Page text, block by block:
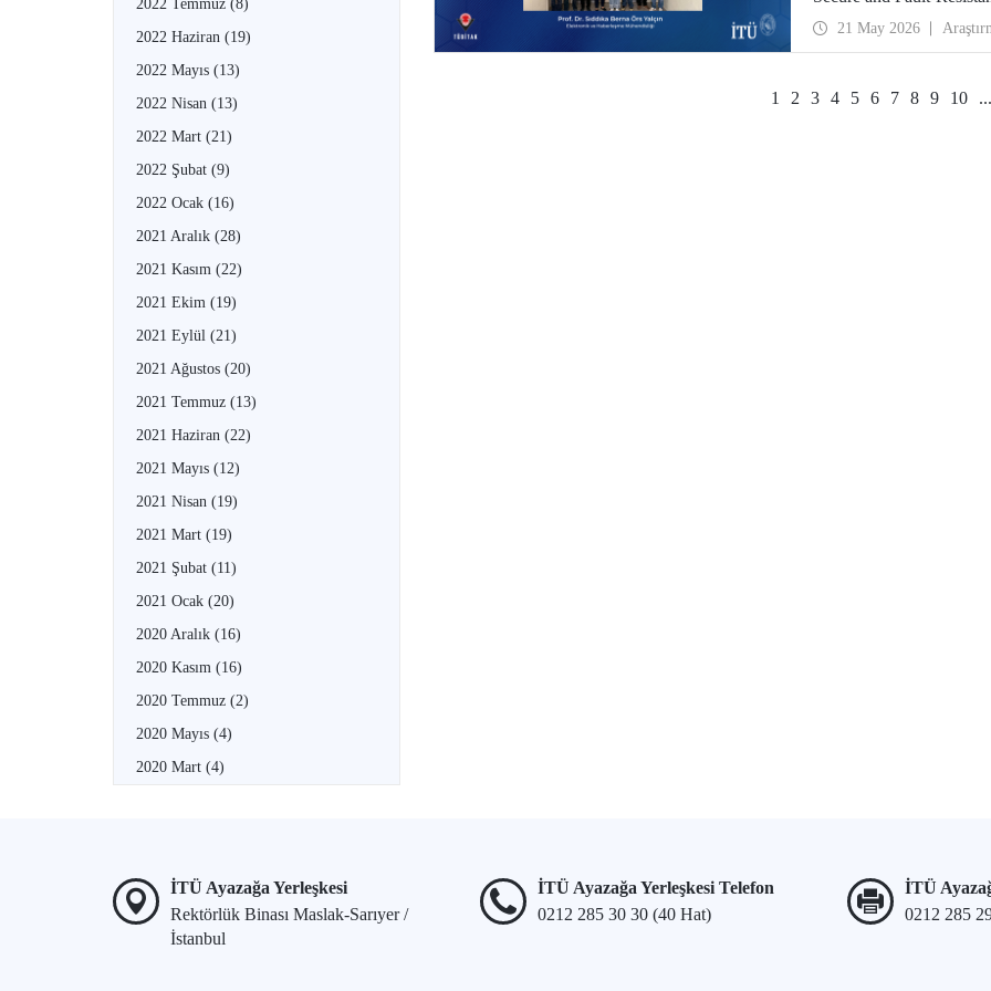
2022 Temmuz (8)
2022 Haziran (19)
2022 Mayıs (13)
2022 Nisan (13)
2022 Mart (21)
2022 Şubat (9)
2022 Ocak (16)
2021 Aralık (28)
2021 Kasım (22)
2021 Ekim (19)
2021 Eylül (21)
2021 Ağustos (20)
2021 Temmuz (13)
2021 Haziran (22)
2021 Mayıs (12)
2021 Nisan (19)
2021 Mart (19)
2021 Şubat (11)
2021 Ocak (20)
2020 Aralık (16)
2020 Kasım (16)
2020 Temmuz (2)
2020 Mayıs (4)
2020 Mart (4)
hak kazandı.
21 May 2026
1 2 3 4 5 6 7 8 9 10 ...
İTÜ Ayazağa Yerleşkesi
Rektörlük Binası Maslak-Sarıyer /
İstanbul
İTÜ Ayazağa Yerleşkesi Telefon
0212 285 30 30 (40 Hat)
İTÜ
0212 285